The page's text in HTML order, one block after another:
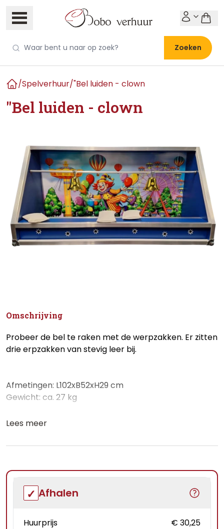
Zoeken
/Spelverhuur/"Bel luiden - clown
"Bel luiden - clown
Omschrijving
Probeer de bel te raken met de werpzakken. Er zitten
drie erpzakken van stevig leer bij.
Afmetingen: L102xB52xH29 cm
Gewicht: ca. 27 kg
Lees meer
Afhalen
Huurprijs
€ 30,25